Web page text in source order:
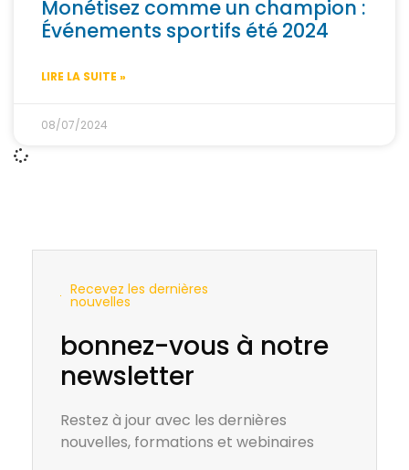
Monétisez comme un champion :
Événements sportifs été 2024
LIRE LA SUITE »
08/07/2024
Recevez les dernières
nouvelles
bonnez-vous à notre
newsletter
Restez à jour avec les dernières
nouvelles, formations et webinaires